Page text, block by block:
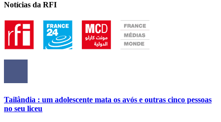
Notícias da RFI
Tailândia : um adolescente mata os avós e outras cinco pessoas
no seu liceu